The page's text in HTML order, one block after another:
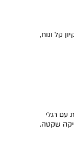
קל ונוח,
עם רגלי
שקטה.